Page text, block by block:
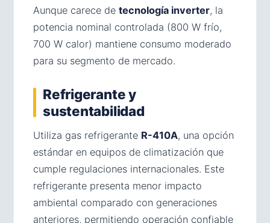
Aunque carece de tecnología inverter, la
potencia nominal controlada (800 W frío,
700 W calor) mantiene consumo moderado
para su segmento de mercado.
Refrigerante y
sustentabilidad
Utiliza gas refrigerante R-410A, una opción
estándar en equipos de climatización que
cumple regulaciones internacionales. Este
refrigerante presenta menor impacto
ambiental comparado con generaciones
anteriores, permitiendo operación confiable